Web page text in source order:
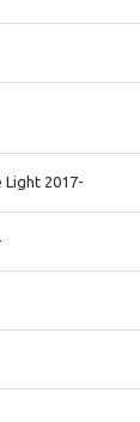
2017-